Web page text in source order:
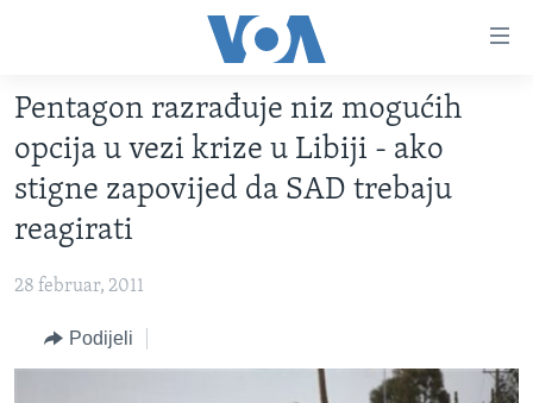
glavni
sadržaj
Pređi
na
glavnu
Idi
pretragu
TV PROGRAM
VIDEO
FOTOGRAFIJE DANA
VIJESTI
SJEDINJENE AMERIČKE DRŽAVE
BOSNA I HERCEGOVINA
NAUKA I TEHNOLOGIJA
SPECIJALNI PROJEKTI
Pentagon razrađuje niz mogućih
opcija u vezi krize u Libiji - ako
stigne zapovijed da SAD trebaju
reagirati
28 februar, 2011
Podijeli